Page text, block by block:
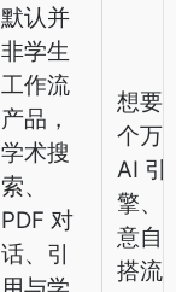
默认并
非学生
工作流
产品，
学术搜
索、
PDF 对
话、引
想要
个万
AI 引
擎、
意自
搭流